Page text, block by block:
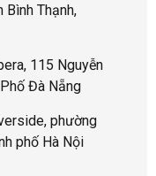
Bình Thạnh,
115 Nguyễn
Đà Nẵng
phường
phố Hà Nội